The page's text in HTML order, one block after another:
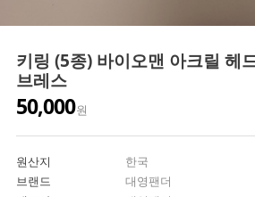
키링 (5종) 바이오맨 아크릴 헤
브레스
50,000원
원산지
한국
브랜드
대영팬더